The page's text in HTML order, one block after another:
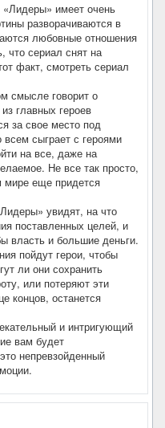
имеет очень
разворачиваются в
любовные отношения
что сериал снят на
факт, смотреть сериал
смысле говорит о
главных героев
за свое место под
сыграет с героями
на все, даже на
Не все так просто,
мире еще придется
увидят, на что
поставленных целей, и
власть и большие деньги.
пойдут герои, чтобы
ли они сохранить
или потеряют эти
концов, останется
и интригующий
вам будет
непревзойденный